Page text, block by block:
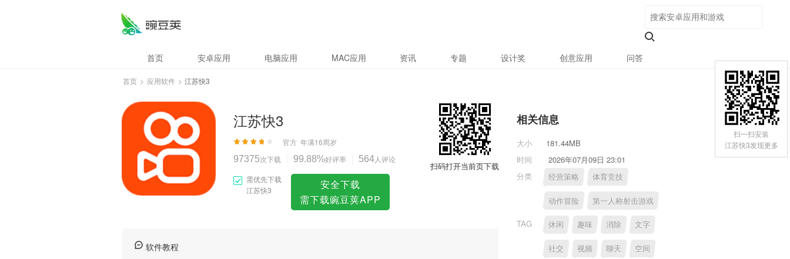
首页 安卓应用 电脑应用 MAC应用 资讯 专题 设计奖 创意应用 问答
首页 > 应用软件 > 江苏快3
江苏快3
官方 年满16周岁
97375次下载 99.88%好评率 564人评论
需优先下载
江苏快3
安全下载
需下载豌豆荚APP
扫码打开当前页下载
软件教程
相关信息
大小
181.44MB
时间
2026年07月09日 23:01
分类
经营策略 体育竞技
动作冒险 第一人称射击游戏
TAG 休闲 趣味 消除 文字
社交 视频 聊天 空间
扫一扫安装
江苏快3发现更多